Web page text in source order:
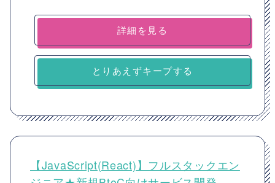
詳細を見る
とりあえずキープする
【JavaScript(React)】フルスタックエン